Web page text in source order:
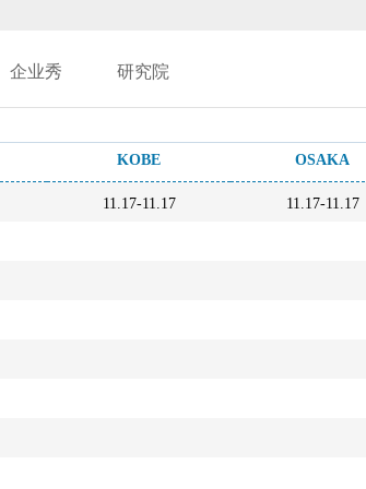
企业秀 研究院
KOBE OSAKA
11.17-11.17 11.17-11.17